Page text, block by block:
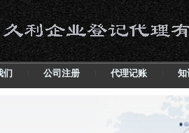
们 公司注册 代理记账 知